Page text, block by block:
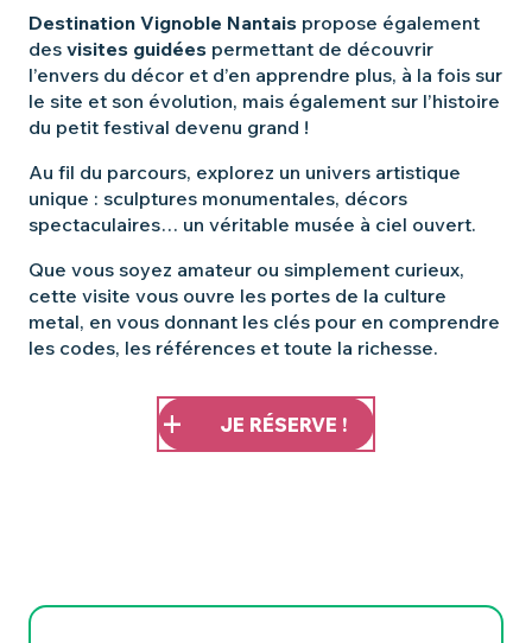
Destination Vignoble Nantais propose également
des visites guidées permettant de découvrir
l’envers du décor et d’en apprendre plus, à la fois sur
le site et son évolution, mais également sur l’histoire
du petit festival devenu grand !
Au fil du parcours, explorez un univers artistique
unique : sculptures monumentales, décors
spectaculaires… un véritable musée à ciel ouvert.
Que vous soyez amateur ou simplement curieux,
cette visite vous ouvre les portes de la culture
metal, en vous donnant les clés pour en comprendre
les codes, les références et toute la richesse.
JE RÉSERVE !